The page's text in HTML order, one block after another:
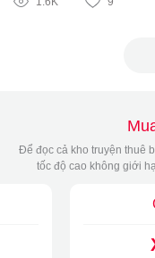
Để đọc cả kho truyện thuê
tốc độ cao không giới